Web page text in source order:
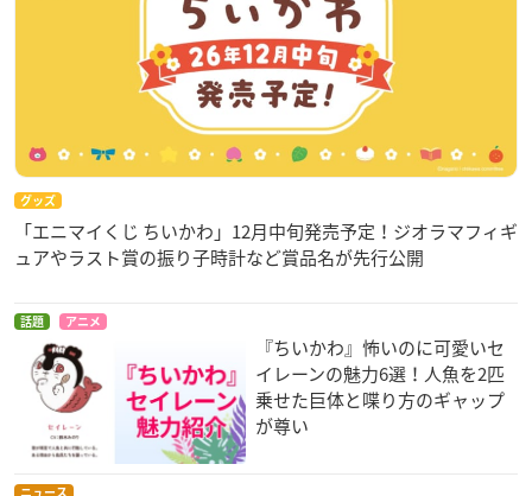
グッズ
「エニマイくじ ちいかわ」12月中旬発売予定！ジオラマフィギ
ュアやラスト賞の振り子時計など賞品名が先行公開
話題 アニメ
『ちいかわ』怖いのに可愛いセ
イレーンの魅力6選！人魚を2匹
乗せた巨体と喋り方のギャップ
が尊い
ニュース